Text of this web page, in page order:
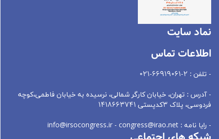
نماد سايت
اطلاعات تماس
- تلفن : 2-66919061-021
- آدرس : تهران، خيابان کارگر شمالی، نرسيده به خيابان فاطمی،کوچه
فردوسی، پلاک 3کدپستی 1418663741
- رایا نامه : info@irsocongress.ir - congress@irao.net